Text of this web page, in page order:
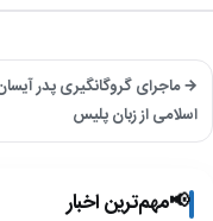
→ ماجرای گروگانگیری پدر
اسلامی از زبان پلیس
📢مهم‌ترین اخبار